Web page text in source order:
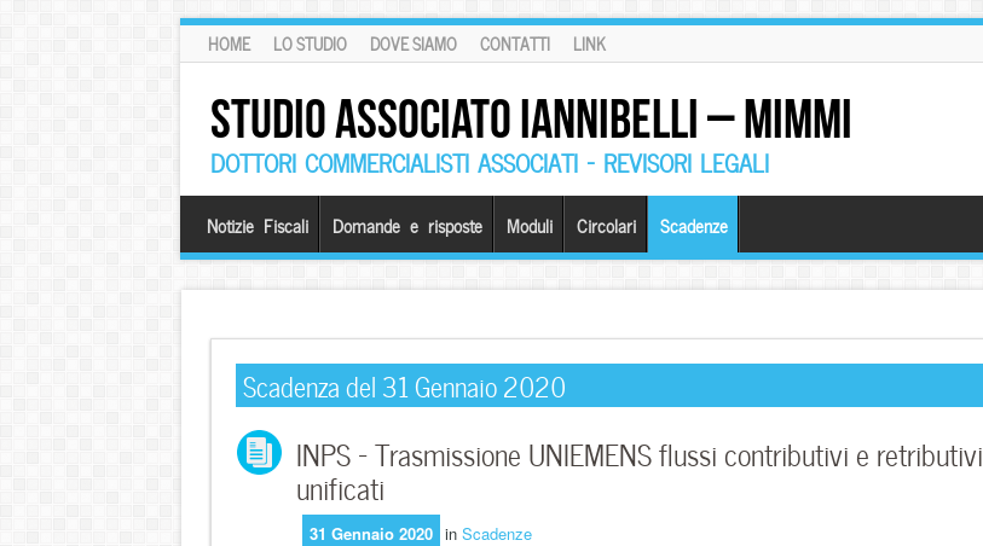
HOME LO STUDIO DOVE SIAMO CONTATTI LINK
STUDIO ASSOCIATO IANNIBELLI – MIMMI
DOTTORI COMMERCIALISTI ASSOCIATI – REVISORI LEGALI
Notizie Fiscali Domande e risposte Moduli Circolari Scadenze
Scadenza del 31 Gennaio 2020
INPS – Trasmissione UNIEMENS flussi contributivi e retributivi
unificati
31 Gennaio 2020 in Scadenze